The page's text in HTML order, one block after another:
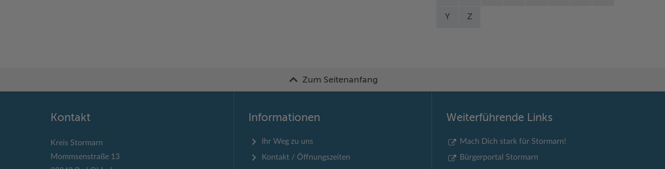
Y Z
Zum Seitenanfang
Kontakt
Kreis Stormarn
Mommsenstraße 13
Informationen
Ihr Weg zu uns
Kontakt / Öffnungszeiten
Weiterführende Links
Mach Dich stark für Stormarn!
Bürgerportal Stormarn